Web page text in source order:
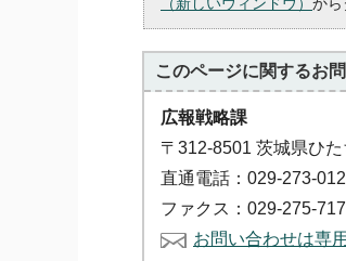
このページに関するお
広報戦略課
〒312-8501 茨城県ひ
直通電話：029-273-
ファクス：029-275-
お問い合わせは専